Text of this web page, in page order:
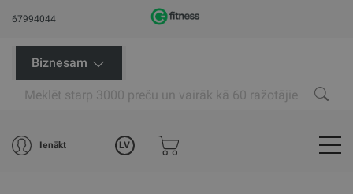
67994044
Biznesam
Ienākt LV